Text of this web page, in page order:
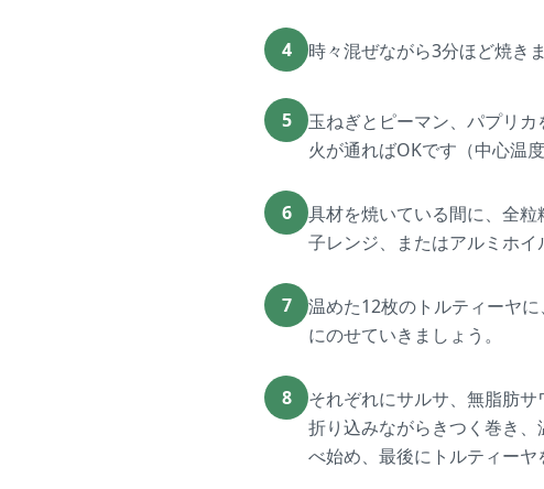
4 時々混ぜながら3分ほど焼き
5
玉ねぎとピーマン、パプリ
火が通ればOKです（中心温
6
具材を焼いている間に、全
子レンジ、またはアルミホイ
7
温めた12枚のトルティーヤ
にのせていきましょう。
8
それぞれにサルサ、無脂肪
折り込みながらきつく巻き
べ始め、最後にトルティーヤ